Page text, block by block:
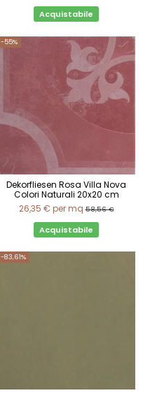
Acquistabile
-55%
Dekorfliesen Rosa Villa Nova
Colori Naturali 20x20 cm
26,35 € per mq 58,56 €
Acquistabile
-83,61%